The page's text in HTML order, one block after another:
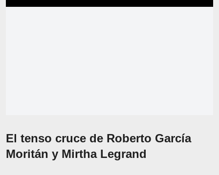
El tenso cruce de Roberto García
Moritán y Mirtha Legrand